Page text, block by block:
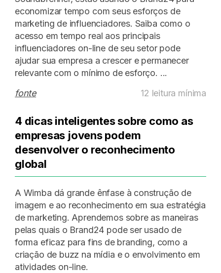
economizar tempo com seus esforços de
marketing de influenciadores. Saiba como o
acesso em tempo real aos principais
influenciadores on-line de seu setor pode
ajudar sua empresa a crescer e permanecer
relevante com o mínimo de esforço. ...
fonte
12 leitura mínima
4 dicas inteligentes sobre como as
empresas jovens podem
desenvolver o reconhecimento
global
A Wimba dá grande ênfase à construção de
imagem e ao reconhecimento em sua estratégia
de marketing. Aprendemos sobre as maneiras
pelas quais o Brand24 pode ser usado de
forma eficaz para fins de branding, como a
criação de buzz na mídia e o envolvimento em
atividades on-line.